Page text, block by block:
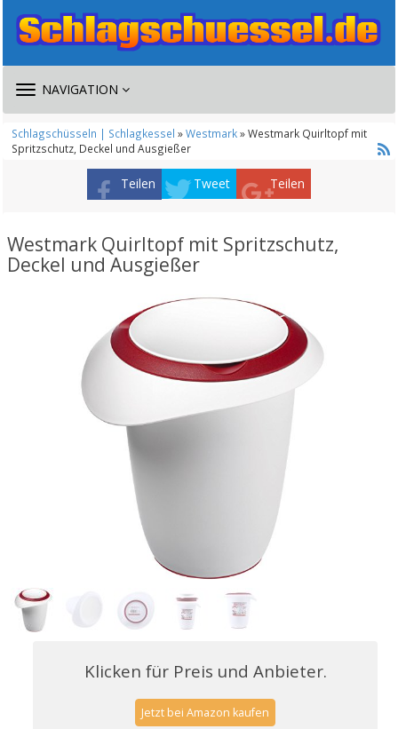
TOGGLE
NAVIGATION
Schlagschüsseln | Schlagkessel »Westmark» Westmark Quirltopf mit
Spritzschutz, Deckel und Ausgießer
Teilen Tweet Teilen
Westmark Quirltopf mit Spritzschutz,
Deckel und Ausgießer
Klicken für Preis und Anbieter.
Jetzt bei Amazon kaufen